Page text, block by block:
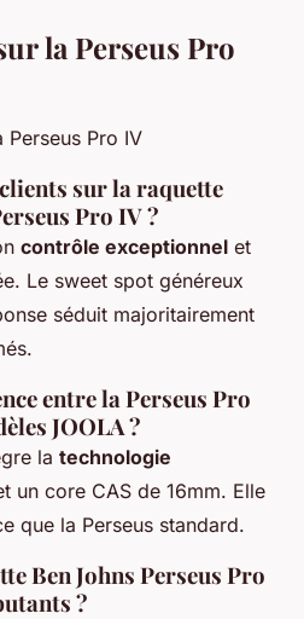
la Perseus Pro
sur la raquette
Pro IV ?
contrôle exceptionnel et
Le sweet spot généreux
séduit majoritairement
entre la Perseus Pro
JOOLA ?
la technologie
un core CAS de 16mm. Elle
que la Perseus standard.
Ben Johns Perseus Pro
?